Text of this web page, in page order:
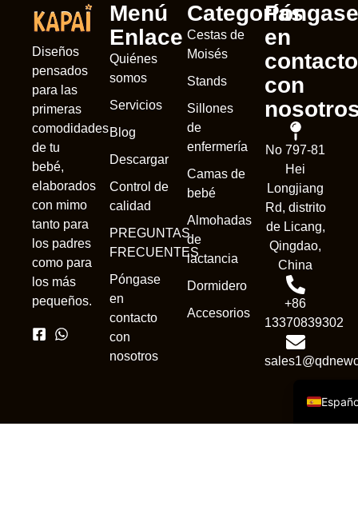
Diseños
pensados
para las
primeras
comodidades
de tu
bebé,
elaborados
con mimo
tanto para
los padres
como para
los más
pequeños.
Menú
Enlace
Quiénes
somos
Servicios
Blog
Descargar
Control de
calidad
PREGUNTAS
FRECUENTES
Póngase
en
contacto
con
nosotros
Categorías
Cestas de
Moisés
Stands
Sillones
de
enfermería
Camas de
bebé
Almohadas
de
lactancia
Dormidero
Accesorios
Póngase
en
contacto
con
No 797-81
Hei
Longjiang
Rd, distrito
de Licang,
Qingdao,
China
+86
13370839302